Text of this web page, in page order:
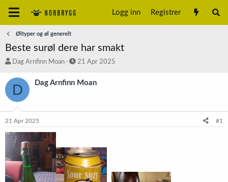
Logg inn Registrer
Øltyper og øl generelt
Beste surøl dere har smakt
T
å
t
e
Dag Arnfinn Moan
S
a
21 Apr 2025
D Dag Arnfinn Moan
21 Apr 2025 #1